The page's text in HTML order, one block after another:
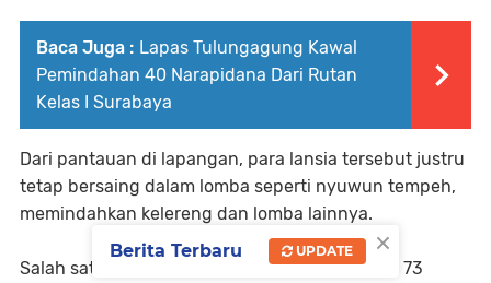
Baca Juga : Lapas Tulungagung Kawal
Pemindahan 40 Narapidana Dari Rutan
Kelas I Surabaya
Dari pantauan di lapangan, para lansia tersebut justru
tetap bersaing dalam lomba seperti nyuwun tempeh,
memindahkan kelereng dan lomba lainnya.
Salah satunya adalah Suparmi. Lansia berusia 73
×
Berita Terbaru UPDATE